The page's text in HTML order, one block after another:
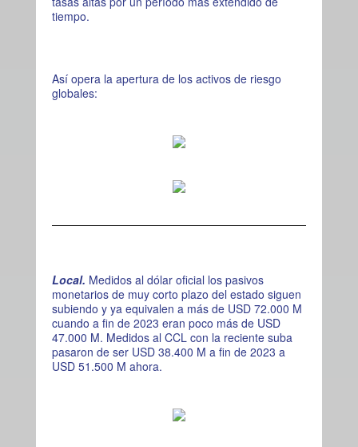
tiempo.
Así opera la apertura de los activos de riesgo
globales:
Local. Medidos al dólar oficial los pasivos
monetarios de muy corto plazo del estado siguen
subiendo y ya equivalen a más de USD 72.000 M
cuando a fin de 2023 eran poco más de USD
47.000 M. Medidos al CCL con la reciente suba
pasaron de ser USD 38.400 M a fin de 2023 a
USD 51.500 M ahora.